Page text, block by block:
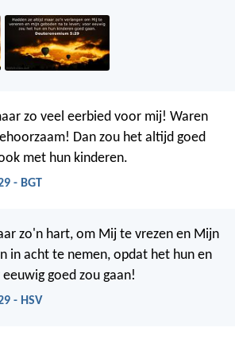
zo veel eerbied voor mij! Waren
Dan zou het altijd goed
met hun kinderen.
- BGT
zo'n hart, om Mij te vrezen en Mijn
in acht te nemen, opdat het hun en
goed zou gaan!
- HSV